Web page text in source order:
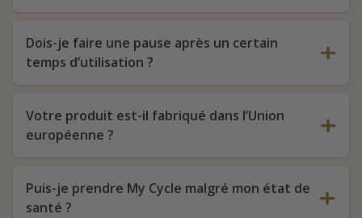
Dois-je faire une pause après un certain
temps d’utilisation ?
Votre produit est-il fabriqué dans l’Union
européenne ?
Puis-je prendre My Cycle malgré mon état de
santé ?